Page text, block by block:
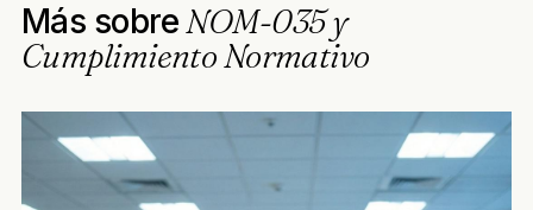
Más sobreNOM-035 y
Cumplimiento Normativo